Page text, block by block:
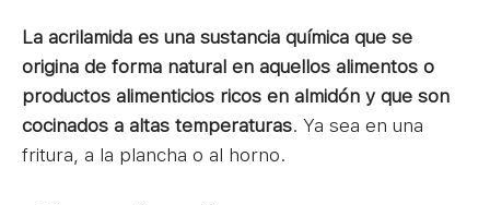
La acrilamida es una sustancia química que se
origina de forma natural en aquellos alimentos o
productos alimenticios ricos en almidón y que son
cocinados a altas temperaturas. Ya sea en una
fritura, a la plancha o al horno.